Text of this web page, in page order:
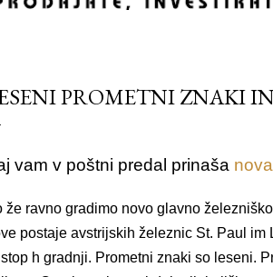
PROMETNI ZNAKI
vam v poštni predal prinaša
že ravno gradimo novo glavno
postaje avstrijskih železnic St. Paul
h gradnji. Prometni znaki so leseni.